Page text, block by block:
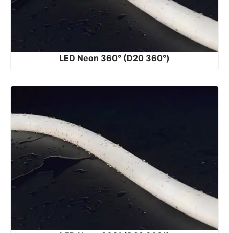
LED Neon 360° (D20 360°)